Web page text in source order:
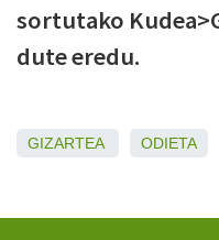
sortutako
dute eredu.
GIZARTEA ODIETA